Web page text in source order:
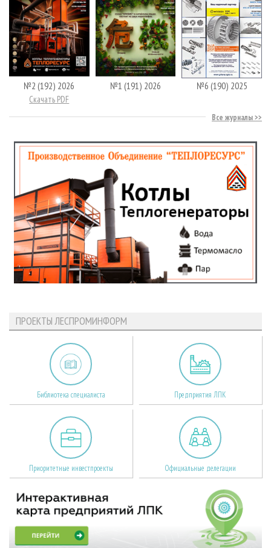
№2 (192) 2026
Скачать PDF
№1 (191) 2026 №6 (190) 2025
Все журналы
ПРОЕКТЫ ЛЕСПРОМИНФОРМ
Библиотека специалиста Предприятия ЛПК
Приоритетные инвестпроекты Официальные делегации